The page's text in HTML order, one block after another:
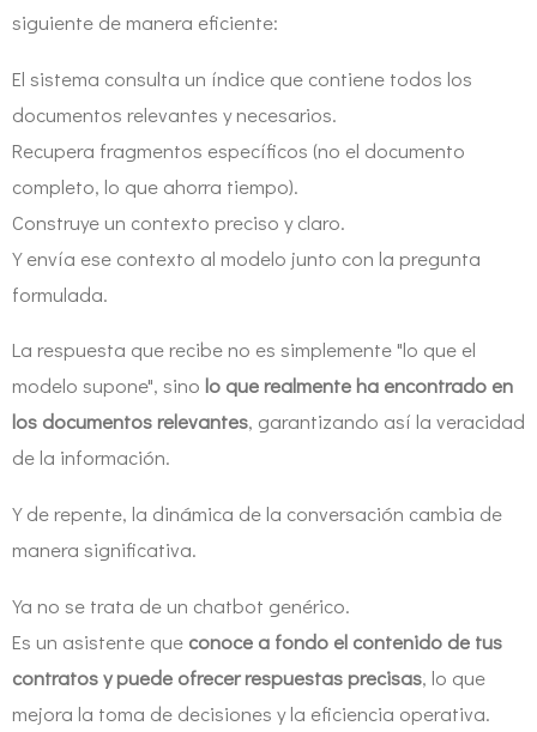
siguiente de manera eficiente:
El sistema consulta un índice que contiene todos los
documentos relevantes y necesarios.
Recupera fragmentos específicos (no el documento
completo, lo que ahorra tiempo).
Construye un contexto preciso y claro.
Y envía ese contexto al modelo junto con la pregunta
formulada.
La respuesta que recibe no es simplemente "lo que el
modelo supone", sino lo que realmente ha encontrado en
los documentos relevantes, garantizando así la veracidad
de la información.
Y de repente, la dinámica de la conversación cambia de
manera significativa.
Ya no se trata de un chatbot genérico.
Es un asistente que conoce a fondo el contenido de tus
contratos y puede ofrecer respuestas precisas, lo que
mejora la toma de decisiones y la eficiencia operativa.